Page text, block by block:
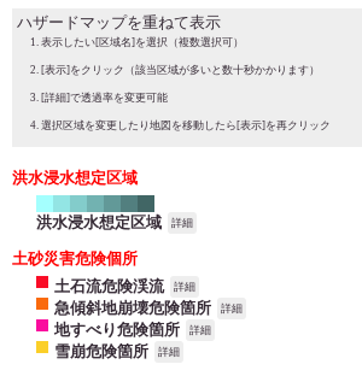
ハザードマップを重ねて表示
表示したい[区域名]を選択（複数選択可）
[表示]をクリック（該当区域が多いと数十秒かかります）
[詳細]で透過率を変更可能
選択区域を変更したり地図を移動したら[表示]を再クリック
洪水浸水想定区域
洪水浸水想定区域 詳細
土砂災害危険個所
土石流危険渓流
詳細
急傾斜地崩壊危険箇所 詳細
地すべり危険箇所 詳細
雪崩危険箇所 詳細